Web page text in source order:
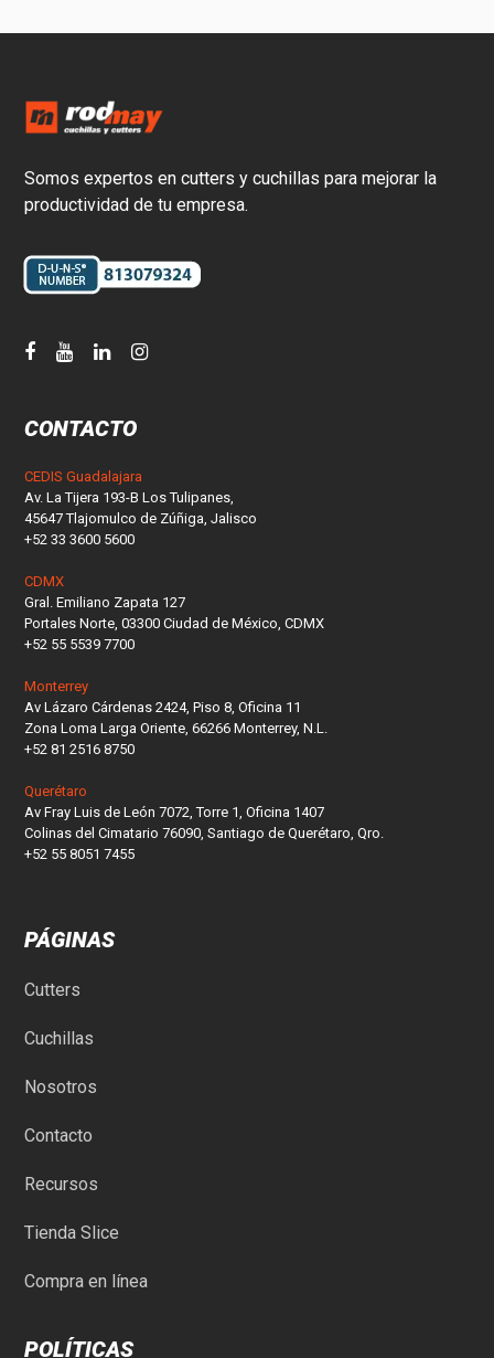
Somos expertos en cutters y cuchillas para mejorar la
productividad de tu empresa.
CONTACTO
CEDIS Guadalajara
Av. La Tijera 193-B Los Tulipanes,
45647 Tlajomulco de Zúñiga, Jalisco
+52 33 3600 5600
CDMX
Gral. Emiliano Zapata 127
Portales Norte, 03300 Ciudad de México, CDMX
+52 55 5539 7700
Monterrey
Av Lázaro Cárdenas 2424, Piso 8, Oficina 11
Zona Loma Larga Oriente, 66266 Monterrey, N.L.
+52 81 2516 8750
Querétaro
Av Fray Luis de León 7072, Torre 1, Oficina 1407
Colinas del Cimatario 76090, Santiago de Querétaro, Qro.
+52 55 8051 7455
PÁGINAS
Cutters
Cuchillas
Nosotros
Contacto
Recursos
Tienda Slice
Compra en línea
POLÍTICAS